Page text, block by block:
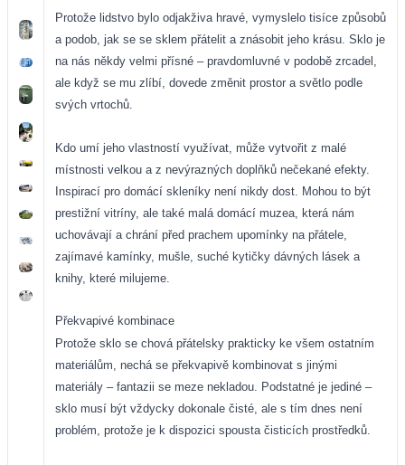
Protože lidstvo bylo odjakživa hravé, vymyslelo tisíce způsobů
a podob, jak se se sklem přátelit a znásobit jeho krásu. Sklo je
na nás někdy velmi přísné – pravdomluvné v podobě zrcadel,
ale když se mu zlíbí, dovede změnit prostor a světlo podle
svých vrtochů.
Kdo umí jeho vlastností využívat, může vytvořit z malé
místnosti velkou a z nevýrazných doplňků nečekané efekty.
Inspirací pro domácí skleníky není nikdy dost. Mohou to být
prestižní vitríny, ale také malá domácí muzea, která nám
uchovávají a chrání před prachem upomínky na přátele,
zajímavé kamínky, mušle, suché kytičky dávných lásek a
knihy, které milujeme.
Překvapivé kombinace
Protože sklo se chová přátelsky prakticky ke všem ostatním
materiálům, nechá se překvapivě kombinovat s jinými
materiály – fantazii se meze nekladou. Podstatné je jediné –
sklo musí být vždycky dokonale čisté, ale s tím dnes není
problém, protože je k dispozici spousta čisticích prostředků.